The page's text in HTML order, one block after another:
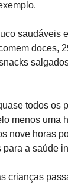
saudáveis
doces,
todos os
menos uma
nove horas
para a saúde
crianças